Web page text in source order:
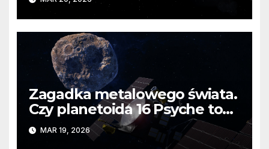
Zagadka metalowego świata.
Czy planetoida 16 Psyche to
obnażone jądro pradawnej
planety?
MAR 19, 2026